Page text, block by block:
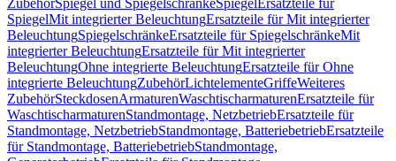
ZubehörSpiegel und SpiegelschränkeSpiegel Ersatzteile für
SpiegelMit integrierter BeleuchtungErsatzteile für Mit integrierter
BeleuchtungSpiegelschränkeErsatzteile für SpiegelschränkeMit
integrierter BeleuchtungErsatzteile für Mit integrierter
BeleuchtungOhne integrierte BeleuchtungErsatzteile für Ohne
integrierte BeleuchtungZubehörLichtelementeGriffeWeiteres
ZubehörSteckdosenArmaturenWaschtischarmaturenErsatzteile für
WaschtischarmaturenStandmontage, NetzbetriebErsatzteile für
Standmontage, NetzbetriebStandmontage, BatteriebetriebErsatzteile
für Standmontage, BatteriebetriebStandmontage,